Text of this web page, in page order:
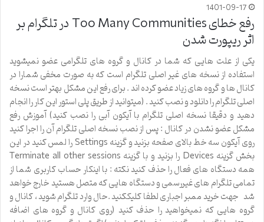
1401-09-17
رفع خطای Too Many Communities در تلگرام بر
اثر ریپورت شدن
یکی از علت هایی که شما در کانال و گروه های تلگرامی عضو نمیشوید
استفاده از نسخه های غیر اصلی تلگرام است که به صورت مخفی شمارا در
کانال ها و گروه های زیاد عضو کرده اند . برای رفع این مشکل بهتر است نسخه
اصلی تلگرام را دانلود و نصب کنید . (میتوانید از طریق پلی استور این کار را انجام
دهید و دقیقا نسخه اصلی تلگرام با آیکون آبی را نصب کنید) آموزش رفع
مشکل عضو نشدن در کانال : پس از نصب نسخه اصلی تلگرام آن را اجرا کنید
روی آیکون سه خط بالای صفحه بزنید و گزینه Settings را لمس کنید در این
بخش گزینه Devices را بزنید و با گزینه Terminate all other sessions
همه دستگاه های فعال را حذف کنید نکته : با اینکار حساب کاربری شما از
تمامی تلگرام های غیررسمی و دستگاه هایی که متصل هستید خارج خواهد
شد جهت خرید ممبر اجباری لطفا کلیککنید .حال وارد تلگرام شوید ، کانال و
گروه هایی که نمیخواهید را حذف کنید (روی کانال و گروه های اضافه